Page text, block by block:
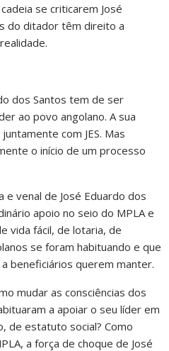
se criticarem José
do ditador têm direito a
dos Santos tem de ser
ao povo angolano. A sua
com JES. Mas
o início de um processo
venal de José Eduardo dos
apoio no seio do MPLA e
vida fácil, de lotaria, de
se foram habituando e que
beneficiários querem manter.
mudar as consciências dos
a apoiar o seu líder em
de estatuto social? Como
a força de choque de José